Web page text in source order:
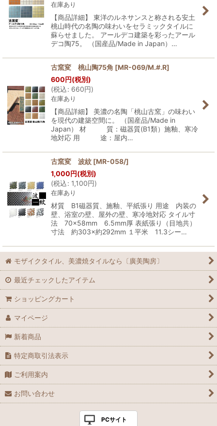
在庫あり
【商品詳細】 東洋のルネサンスと称される安土
桃山時代の名陶の味わいをセラミックタイルに
蘇らせました。 アールデコ建築を彩ったアール
デコ陶75。 （国産品/Made in Japan）…
古窯変 桃山陶75角 [MR-069/M.#.R]
600円(税別)
(税込: 660円)
在庫あり
【商品詳細】 美濃の名陶「桃山古窯」の味わい
を現代の建築空間に。 （国産品/Made in
Japan） 材 質：磁器質(B1類）施釉、寒冷
地対応 用 途：屋内…
古窯変 波紋 [MR-058/]
1,000円(税別)
(税込: 1,100円)
在庫あり
材質 B1磁器質、施釉、平紙張り 用途 内装の
壁、浴室の壁、屋外の壁、寒冷地対応 タイル寸
法 70×58mm 6.5mm厚 表紙張り（目地共）
寸法 約303×約292mm １平米 11.3シー…
モザイクタイル、美濃焼タイルなら〔廣美陶房〕
最近チェックしたアイテム
ショッピングカート
マイページ
新着商品
特定商取引法表示
ご利用案内
お問い合わせ
PCサイト